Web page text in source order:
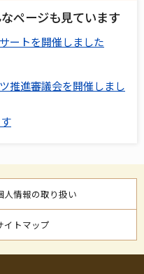
ページも見ています
ートを開催しました
推進審議会を開催しまし
人情報の取り扱い
イトマップ